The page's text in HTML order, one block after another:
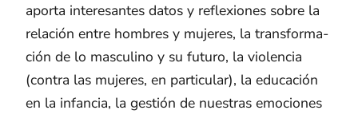
apor­ta in­tere­san­tes datos y re­fle­xio­nes sobre la
re­la­ción entre hom­bres y mu­je­res, la trans­for­ma­
ción de lo mas­cu­lino y su fu­tu­ro, la vio­len­cia
(con­tra las mu­je­res, en par­ti­cu­lar), la edu­ca­ción
en la in­fan­cia, la ges­tión de nues­tras emo­cio­nes